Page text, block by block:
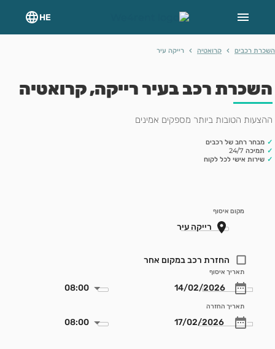
HE
רכבים › קרואטיה › רייקה עיר
רכב בעיר רייקה, קרואטיה
הטובות ביותר מספקים אמינים
מבחר רחב של רכבים
תמיכה 24/7
שירות אישי לכל לקוח
מקום איסוף
החזרת רכב במקום אחר
תאריך איסוף
08:00
תאריך החזרה
08:00